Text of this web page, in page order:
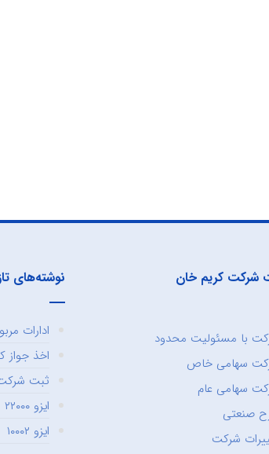
شرکت کریم خان
با مسئولیت محدود
سهامی خاص
سهامی عام
صنعتی
شرکت
نوشته‌های
ادارات
اخذ
ثبت شرکت
ایزو ۲۲۰۰۰
ایزو ۱۰۰۰۲